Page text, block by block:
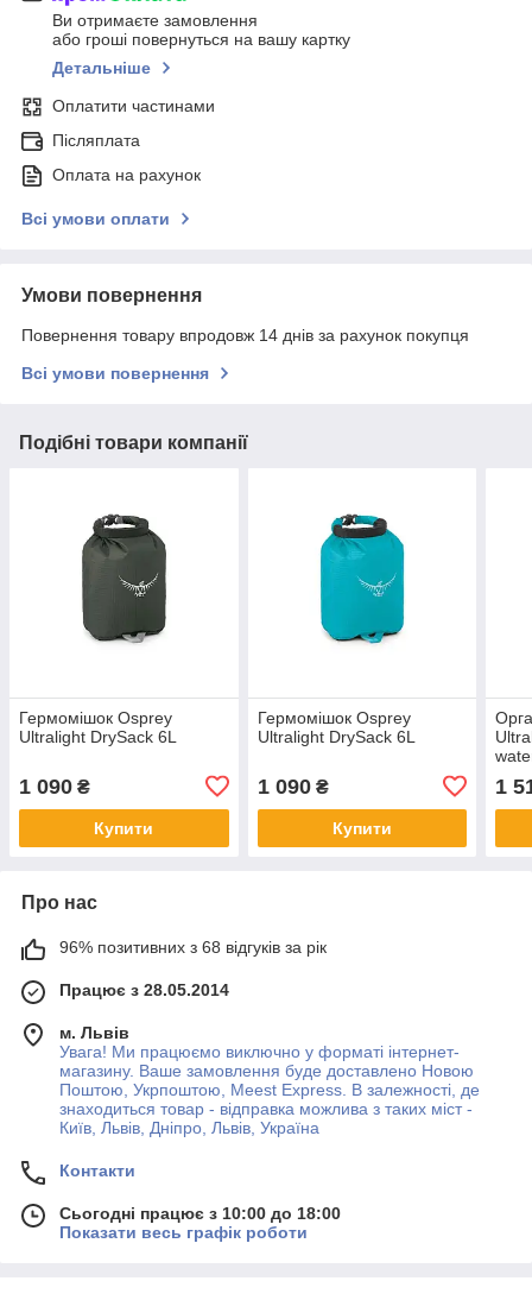
Ви отримаєте замовлення
або гроші повернуться на вашу картку
Детальніше
Оплатити частинами
Післяплата
Оплата на рахунок
Всі умови оплати
Умови повернення
Повернення товару впродовж 14 днів за рахунок покупця
Всі умови повернення
Подібні товари компанії
Гермомішок Osprey
Ultralight DrySack 6L
1 090 ₴
Купити
Гермомішок Osprey
Ultralight DrySack 6L
1 090₴
Купити
1
Про нас
96% позитивних з 68 відгуків за рік
Працює з 28.05.2014
м. Львів
Увага! Ми працюємо виключно у форматі інтернет-
магазину. Ваше замовлення буде доставлено Новою
Поштою, Укрпоштою, Meest Express. В залежності, де
знаходиться товар - відправка можлива з таких міст -
Київ, Львів, Дніпро, Львів, Україна
Контакти
Сьогодні працює з 10:00 до 18:00
Показати весь графік роботи